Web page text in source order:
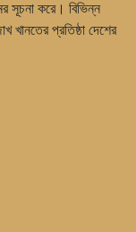
সূচনা করে। বিভিন্ন
খানতের প্রতিষ্ঠা দেশের